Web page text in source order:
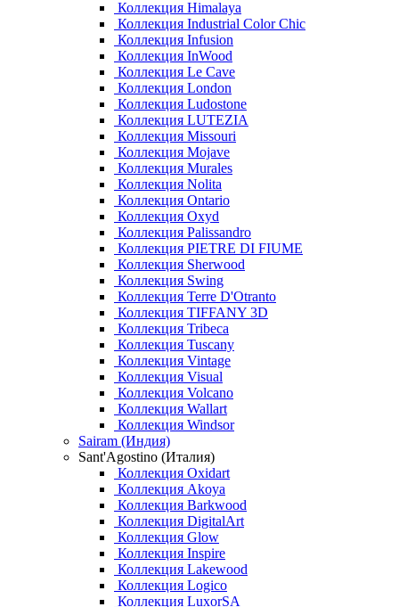
Коллекция Himalaya
Коллекция Industrial Color Chic
Коллекция Infusion
Коллекция InWood
Коллекция Le Cave
Коллекция London
Коллекция Ludostone
Коллекция LUTEZIA
Коллекция Missouri
Коллекция Mojave
Коллекция Murales
Коллекция Nolita
Коллекция Ontario
Коллекция Oxyd
Коллекция Palissandro
Коллекция PIETRE DI FIUME
Коллекция Sherwood
Коллекция Swing
Коллекция Terre D'Otranto
Коллекция TIFFANY 3D
Коллекция Tribeca
Коллекция Tuscany
Коллекция Vintage
Коллекция Visual
Коллекция Volcano
Коллекция Wallart
Коллекция Windsor
Sairam (Индия)
Sant'Agostino (Италия)
Коллекция Oxidart
Коллекция Akoya
Коллекция Barkwood
Коллекция DigitalArt
Коллекция Glow
Коллекция Inspire
Коллекция Lakewood
Коллекция Logico
Коллекция LuxorSA